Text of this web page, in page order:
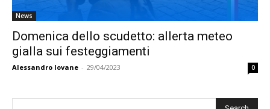
News
Domenica dello scudetto: allerta meteo
gialla sui festeggiamenti
Alessandro Iovane - 29/04/2023 0